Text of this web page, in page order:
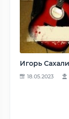
18.05.2023